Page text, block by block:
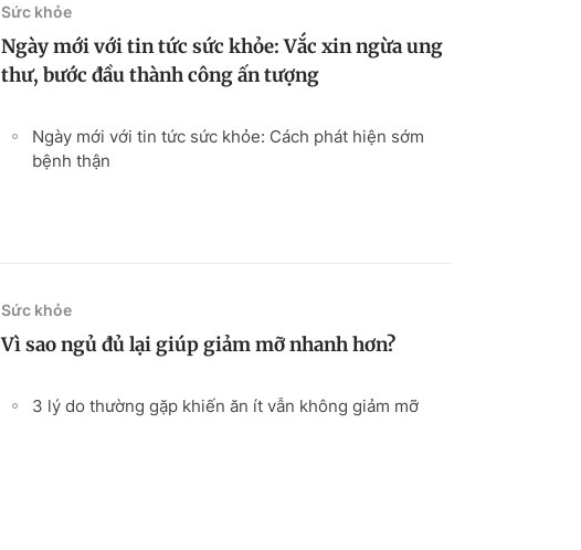
Sức khỏe
Ngày mới với tin tức sức khỏe: Vắc xin ngừa ung
thư, bước đầu thành công ấn tượng
Ngày mới với tin tức sức khỏe: Cách phát hiện sớm
bệnh thận
Sức khỏe
Vì sao ngủ đủ lại giúp giảm mỡ nhanh hơn?
3 lý do thường gặp khiến ăn ít vẫn không giảm mỡ